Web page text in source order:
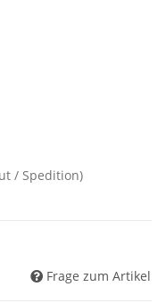
/ Spedition)
Frage zum Artikel